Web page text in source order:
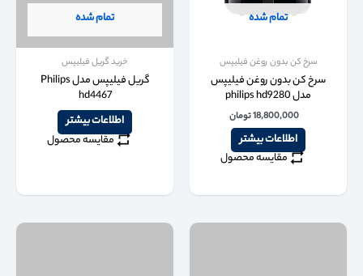
تمام شده
سرخ کن بدون روغن فیلیپس
سرخ کن بدون روغن فیلیپس
مدل philips hd9280
18,800,000تومان
اطلاعات بیشتر
مقایسه محصول
تمام شده
خرید گریل فیلیپس
گریل فیلیپس مدل Philips
hd4467
اطلاعات بیشتر
مقایسه محصول